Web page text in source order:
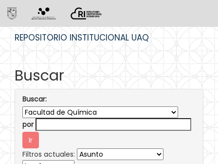
REPOSITORIO INSTITUCIONAL UAQ
Buscar
Buscar:
por
Filtros actuales: